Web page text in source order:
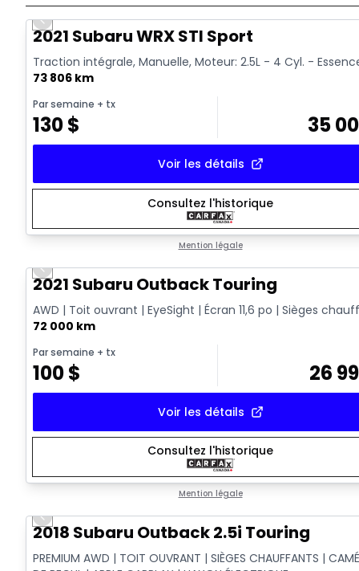
Vidéo disponible
Previous slide
2021 Subaru WRX STI Sport
Traction intégrale, Manuelle, Moteur: 2.5L - 4 Cyl. -
73 806 km
Par semaine + tx
130$ 35
Voir les détails
Consultez l'historique
Mention légale
Previous slide
2021 Subaru Outback Touring
AWD | Toit ouvrant | EyeSight | Écran 11,6 po | Sièges
72 000 km
Par semaine + tx
100$ 26
Voir les détails
Consultez l'historique
Mention légale
Previous slide
2018 Subaru Outback 2.5i Touring
PREMIUM AWD | TOIT OUVRANT | SIÈGES CHAUFFANTS |